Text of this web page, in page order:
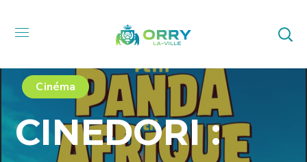
Cinéma
CINEDORI :